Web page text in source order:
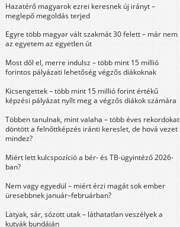
Hazatérő magyarok ezrei keresnek új irányt –
meglepő megoldás terjed
Egyre több magyar vált szakmát 30 felett – már nem
az egyetem az egyetlen út
Most dől el, merre indulsz – több mint 15 millió
forintos pályázati lehetőség végzős diákoknak
Kicsengettek – több mint 15 millió forint értékű
képzési pályázat nyílt meg a végzős diákok számára
Többen tanulnak, mint valaha – több éves rekordokat
döntött a felnőttképzés iránti kereslet, de hová vezet
mindez?
Miért lett kulcspozíció a bér- és TB-ügyintéző 2026-
ban?
Nem vagy egyedül – miért érzi magát sok ember
üresebbnek január–februárban?
Latyak, sár, sózott utak – láthatatlan veszélyek a
kutyák bundáján